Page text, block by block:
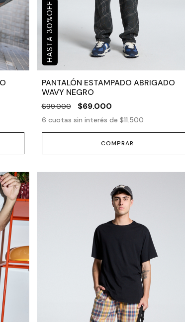
30
%
OFF
PANTALÓN ESTAMPADO ABRIGADO
WAVY NEGRO
$99.000 $69.000
6 cuotas sin interés de $11.500
COMPRAR